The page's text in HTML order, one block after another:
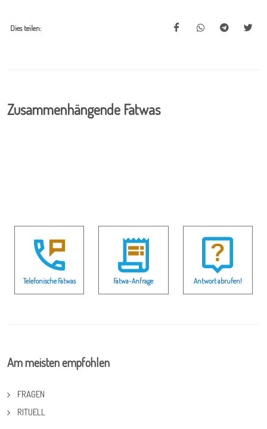
Dies teilen:
Zusammenhängende Fatwas
Telefonische Fatwas Fatwa-Anfrage Antwort abrufen!
Am meisten empfohlen
FRAGEN
RITUELL